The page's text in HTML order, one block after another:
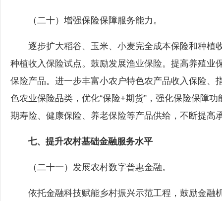
（二十）增强保险保障服务能力。
逐步扩大稻谷、玉米、小麦完全成本保险和种植
种植收入保险试点。鼓励发展渔业保险。提高养殖业
保险产品。进一步丰富小农户特色农产品收入保险、
色农业保险品类，优化“保险+期货”，强化保险保障
期寿险、健康保险、养老保险等产品供给，不断提高
七、提升农村基础金融服务水平
（二十一）发展农村数字普惠金融。
依托金融科技赋能乡村振兴示范工程，鼓励金融